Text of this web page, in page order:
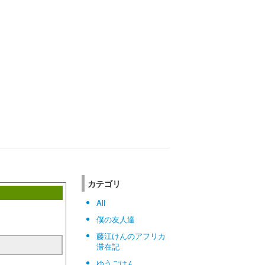
カテゴリ
All
僕の友人達
藤江けんのアフリカ
滞在記